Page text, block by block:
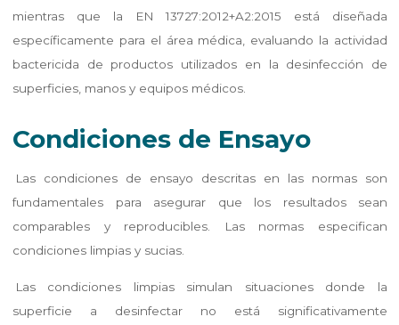
mientras que la EN 13727:2012+A2:2015 está diseñada
específicamente para el área médica, evaluando la actividad
bactericida de productos utilizados en la desinfección de
superficies, manos y equipos médicos.
Condiciones de Ensayo
Las condiciones de ensayo descritas en las normas son
fundamentales para asegurar que los resultados sean
comparables y reproducibles. Las normas especifican
condiciones limpias y sucias.
Las condiciones limpias simulan situaciones donde la
superficie a desinfectar no está significativamente